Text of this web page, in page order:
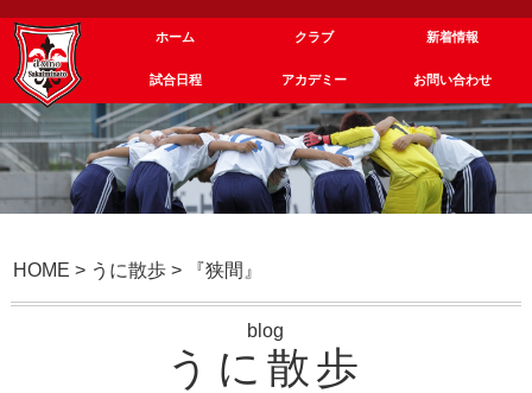
ホーム クラブ 新着情報
試合日程 アカデミー お問い合わせ
HOME > うに散歩 > 『狭間』
blog
うに散歩